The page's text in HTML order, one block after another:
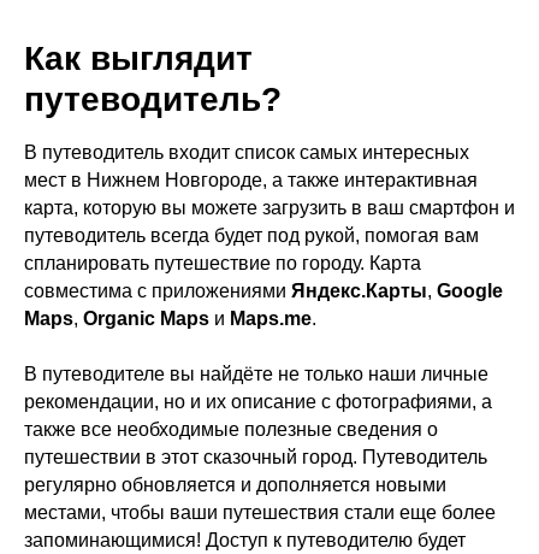
Как выглядит
путеводитель?
В путеводитель входит список самых интересных
мест в Нижнем Новгороде, а также интерактивная
карта, которую вы можете загрузить в ваш смартфон и
путеводитель всегда будет под рукой, помогая вам
спланировать путешествие по городу. Карта
совместима с приложениями Яндекс.Карты, Google
Maps, Organic Maps и Maps.me.
В путеводителе вы найдёте не только наши личные
рекомендации, но и их описание с фотографиями, а
также все необходимые полезные сведения о
путешествии в этот сказочный город. Путеводитель
регулярно обновляется и дополняется новыми
местами, чтобы ваши путешествия стали еще более
запоминающимися! Доступ к путеводителю будет